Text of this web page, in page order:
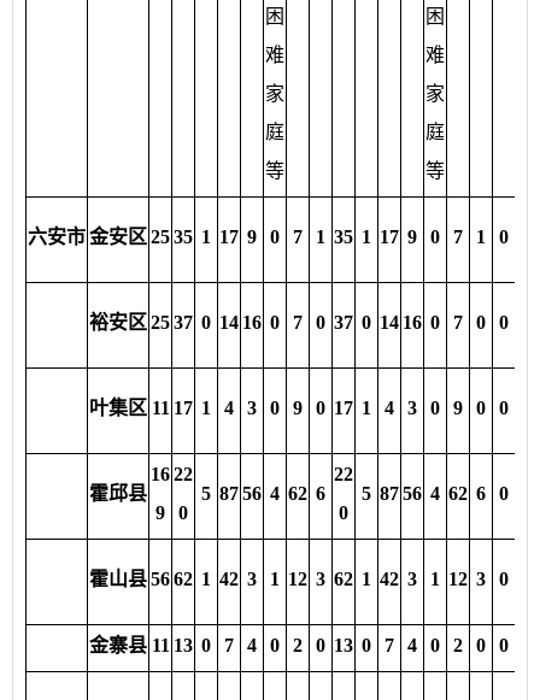
困
难
家
庭
等
困
难
家
庭
等
六安市金安区 2535 1 17 9 0 7 1 35 1 17 9 0 7 1 0
裕安区 2537 0 14 16 0 7 0 37 0 14 16 0 7 0 0
叶集区 11 17 1 4 3 0 9 0 17 1 4 3 0 9 0 0
霍邱县
16
9
22
0
5 8756 4 62 6
22
0
5 8756 4 62 6 0
霍山县5662 1 42 3 1 12 3 62 1 42 3 1 12 3 0
金寨县 11 13 0 7 4 0 2 0 13 0 7 4 0 2 0 0